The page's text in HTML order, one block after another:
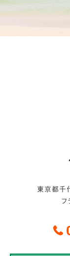
東京都千
フ